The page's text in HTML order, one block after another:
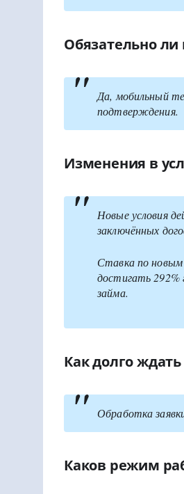
Обязательно
Да, мобильный
подтверждения.
Изменения в
Новые условия
заключённых
Ставка по новым
достигать
займа.
Как долго
Обработка
Каков режим